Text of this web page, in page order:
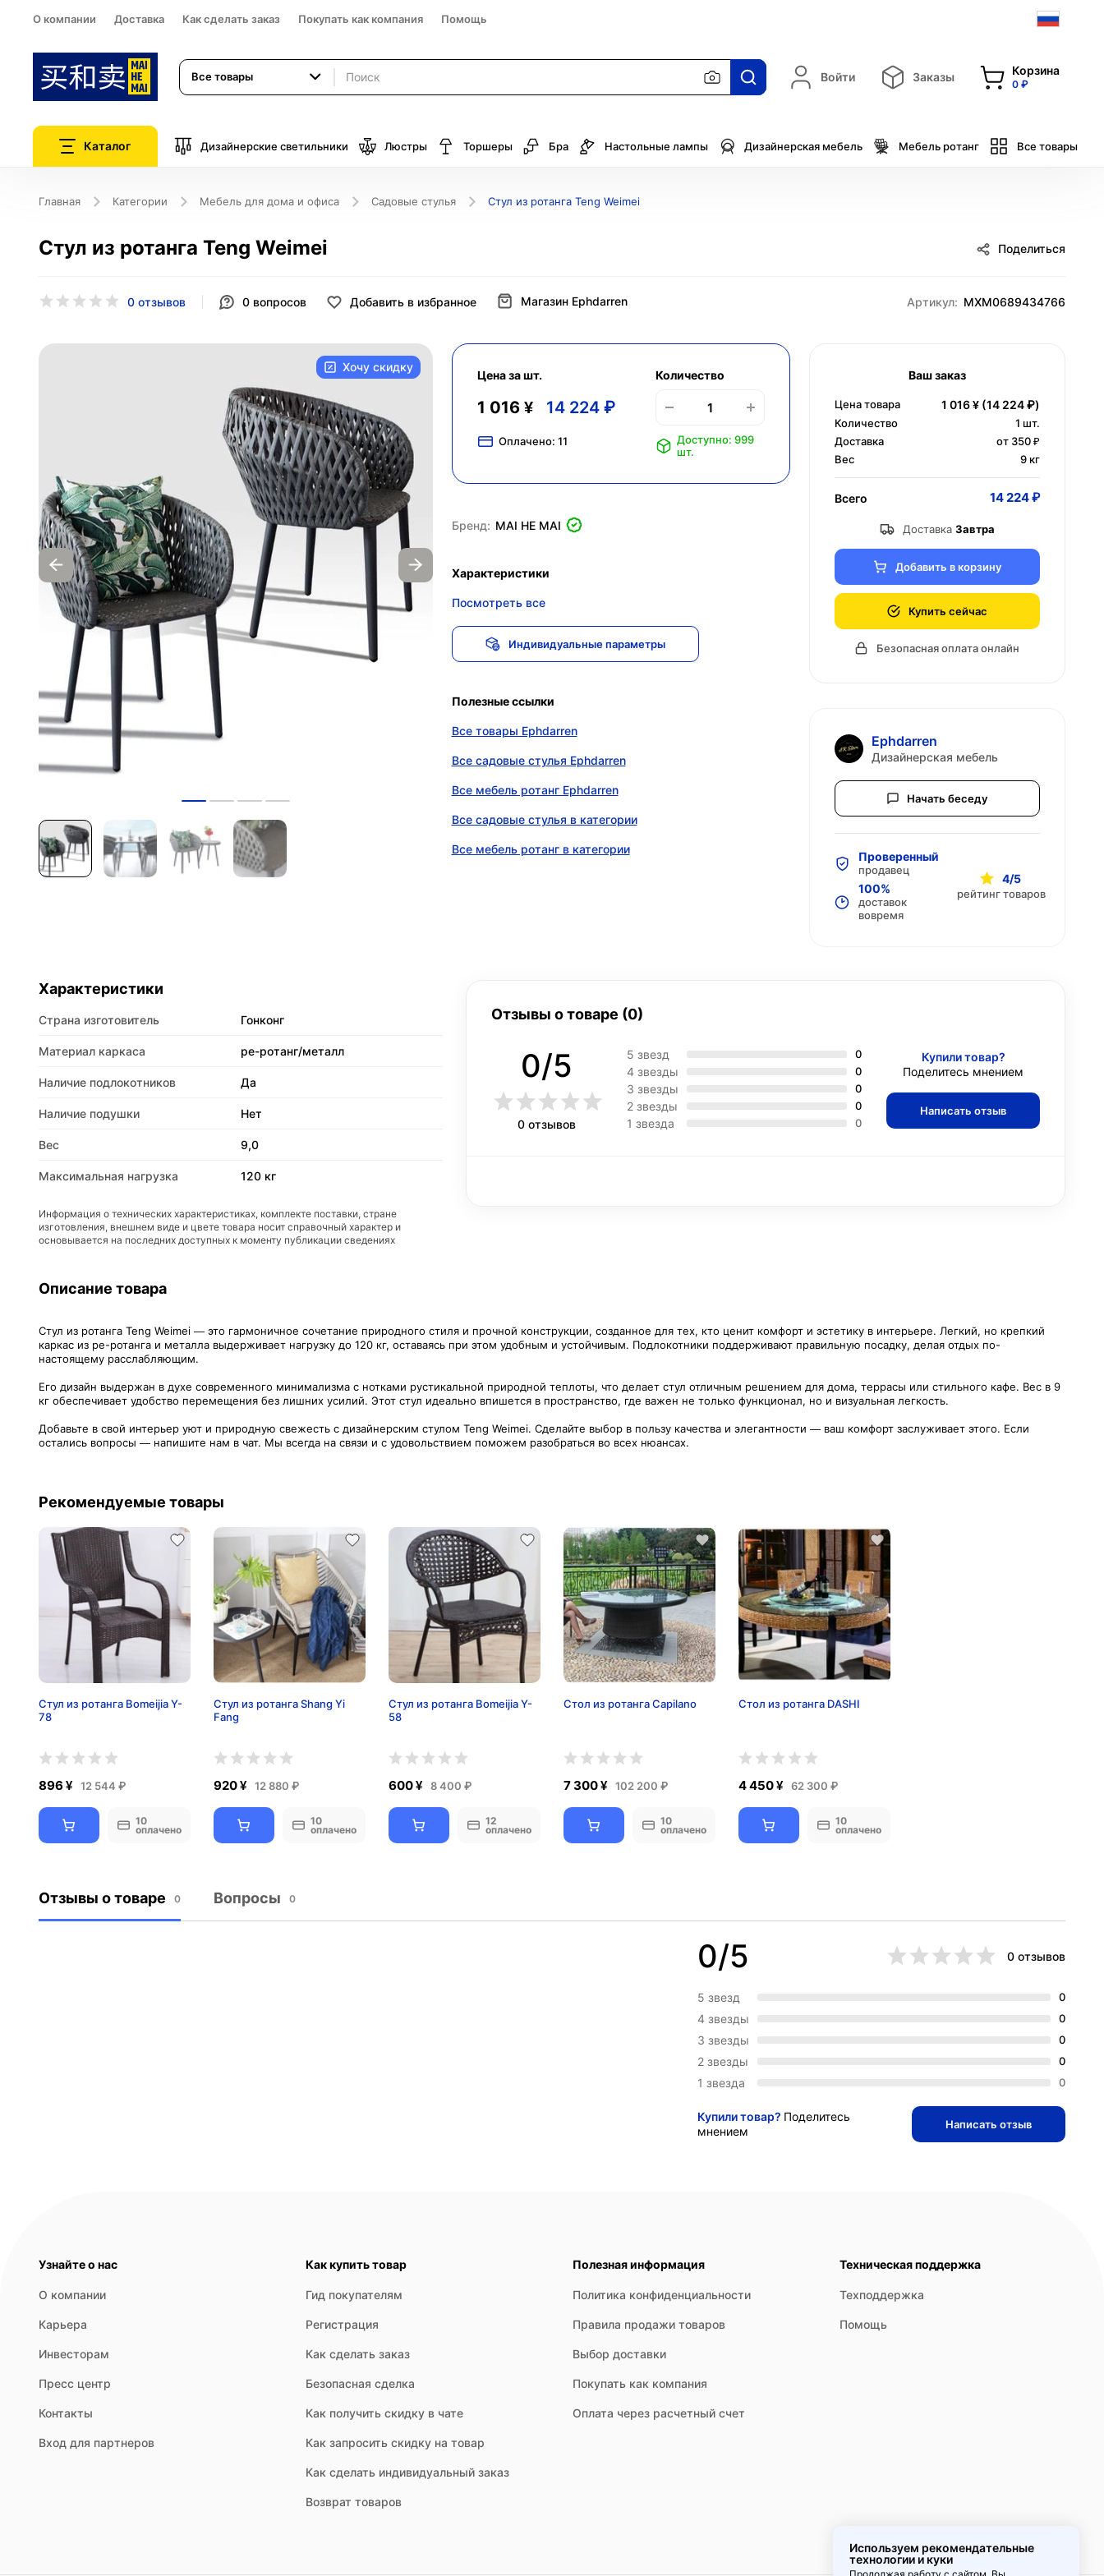
О компании Доставка Как сделать заказ Покупать как компания Помощь
Все товары Войти Заказы Корзина
0 ₽
Каталог Дизайнерские светильники Люстры Торшеры Бра Настольные лампы Дизайнерская мебель Мебель ротанг Все товары
Главная Категории Мебель для дома и офиса Садовые стулья Стул из ротанга Teng Weimei
Стул из ротанга Teng Weimei
0 отзывов 0 вопросов Добавить в избранное
Поделиться
Магазин Ephdarren Артикул: MXM0689434766
Хочу скидку
Цена за шт.
1 016 ¥ 14 224 ₽
Оплачено: 11
Количество
Доступно: 999
шт.
Бренд: MAI HE MAI
Характеристики
Посмотреть все
Индивидуальные параметры
Полезные ссылки
Все товары Ephdarren
Все садовые стулья Ephdarren
Все мебель ротанг Ephdarren
Все садовые стулья в категории
Все мебель ротанг в категории
Ваш заказ
Цена товара 1 016 ¥ (14 224 ₽)
Количество 1 шт.
Доставка
от 350 ₽
Вес
9 кг
Всего 14 224 ₽
Доставка Завтра
Добавить в корзину
Купить сейчас
Безопасная оплата онлайн
Ephdarren
Дизайнерская мебель
Начать беседу
Проверенный
продавец
100%
доставок
вовремя
4/5
рейтинг товаров
Характеристики
Страна изготовитель Гонконг
Материал каркаса pe-ротанг/металл
Наличие подлокотников Да
Наличие подушки Нет
Вес 9,0
Максимальная нагрузка 120 кг
Информация о технических характеристиках, комплекте поставки, стране
изготовления, внешнем виде и цвете товара носит справочный характер и
основывается на последних доступных к моменту публикации сведениях
Отзывы о товаре (0)
0/5
0 отзывов
5 звезд 0
4 звезды 0
3 звезды 0
2 звезды 0
1 звезда 0
Купили товар?
Поделитесь мнением
Написать отзыв
Описание товара
Стул из ротанга Teng Weimei — это гармоничное сочетание природного стиля и прочной конструкции, созданное для тех, кто ценит комфорт и эстетику в интерьере. Легкий, но крепкий
каркас из pe-ротанга и металла выдерживает нагрузку до 120 кг, оставаясь при этом удобным и устойчивым. Подлокотники поддерживают правильную посадку, делая отдых по-
настоящему расслабляющим.
Его дизайн выдержан в духе современного минимализма с нотками рустикальной природной теплоты, что делает стул отличным решением для дома, террасы или стильного кафе. Вес в 9
кг обеспечивает удобство перемещения без лишних усилий. Этот стул идеально впишется в пространство, где важен не только функционал, но и визуальная легкость.
Добавьте в свой интерьер уют и природную свежесть с дизайнерским стулом Teng Weimei. Сделайте выбор в пользу качества и элегантности — ваш комфорт заслуживает этого. Если
остались вопросы — напишите нам в чат. Мы всегда на связи и с удовольствием поможем разобраться во всех нюансах.
Рекомендуемые товары
Стул из ротанга Bomeijia Y-
78
896 ¥ 12 544 ₽
10
оплачено
Стул из ротанга Shang Yi
Fang
920 ¥ 12 880 ₽
10
оплачено
Стул из ротанга Bomeijia Y-
58
600 ¥ 8 400 ₽
12
оплачено
Стол из ротанга Capilano
7 300 ¥ 102 200 ₽
10
оплачено
Стол из ротанга DASHI
4 450 ¥ 62 300 ₽
10
оплачено
Отзывы о товаре 0 Вопросы 0
0/5 0 отзывов
5 звезд 0
4 звезды 0
3 звезды 0
2 звезды 0
1 звезда 0
Купили товар? Поделитесь
мнением
Написать отзыв
Узнайте о нас
О компании
Карьера
Инвесторам
Пресс центр
Контакты
Вход для партнеров
Как купить товар
Гид покупателям
Регистрация
Как сделать заказ
Безопасная сделка
Как получить скидку в чате
Как запросить скидку на товар
Как сделать индивидуальный заказ
Возврат товаров
Полезная информация
Политика конфиденциальности
Правила продажи товаров
Выбор доставки
Покупать как компания
Оплата через расчетный счет
Техническая поддержка
Техподдержка
Помощь
Используем рекомендательные
технологии и куки